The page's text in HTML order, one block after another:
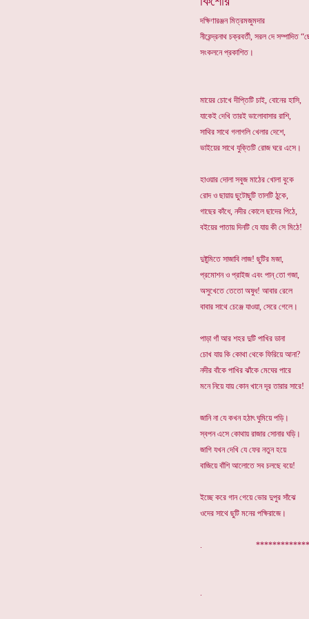
দক্ষিণারঞ্জন মিত্রমজুমদার
নীরেন্দ্রনাথ চক্রবর্তী, সরল দে সম্পাদিত
সংকলনে প্রকাশিত।
মায়ের চোখে দীপ্তিটি চাই, বোনের হাসি,
যাকেই দেখি তারই ভালোবাসার রাশি,
সাথির সাথে গলাগলি খেলার দেশে,
ভাইয়ের সাথে যুক্তিটি রোজ ঘরে এসে।
হাওয়ার দোলা সবুজ মাঠের খোলা বুকে
রোদ ও ছায়ায় ছুটোছুটি তালটি ঠুকে,
গাছের কাঁধে, নদীর কোলে ছাদের পিঠে,
বইয়ের পাতায় দিনটি যে যায় কী সে মিঠে!
দুষ্টুমিতে সাজাবি লাজ! ছুটির মজা,
প্রমোশন ও প্রাইজ এবং পান্ তো গজা,
অসুখেতে তেতো অষুধ! আবার রেলে
বাবার সাথে চেঞ্জে যাওয়া, সেরে গেলে।
পাড়া গাঁ আর শহর দুটি পাখির ডানা
চোখ যায় কি কোথা থেকে ফিরিয়ে আনা?
নদীর বাঁকে পাখির ঝাঁকে মেঘের পারে
মনে নিয়ে যায় কোন খানে দূর তারার সারে!
জানি না যে কখন হঠাৎ ঘুমিয়ে পড়ি।
স্বপন এসে কোথায় রাজার সোনার ঘড়ি।
জাগি যখন দেখি যে ফের নতুন হয়ে
বাজিয়ে বাঁশি আলোতে সব চলছে বয়ে!
ইচ্ছে করে গান গেয়ে ভোর দুপুর সাঁঝে
ওদের সাথে ছুটি মনের পক্ষিরাজে।
.